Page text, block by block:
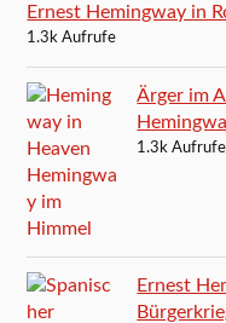
Ernest Hemingway in
1.3k Aufrufe
Ärger im
1.3k Aufrufe
Ernest